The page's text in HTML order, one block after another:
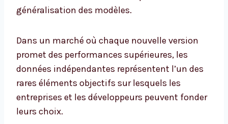
généralisation des modèles.
Dans un marché où chaque nouvelle version
promet des performances supérieures, les
données indépendantes représentent l’un des
rares éléments objectifs sur lesquels les
entreprises et les développeurs peuvent fonder
leurs choix.